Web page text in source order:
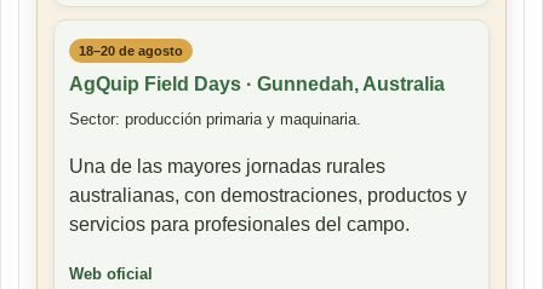
18–20 de agosto
AgQuip Field Days · Gunnedah, Australia
Sector: producción primaria y maquinaria.
Una de las mayores jornadas rurales
australianas, con demostraciones, productos y
servicios para profesionales del campo.
Web oficial